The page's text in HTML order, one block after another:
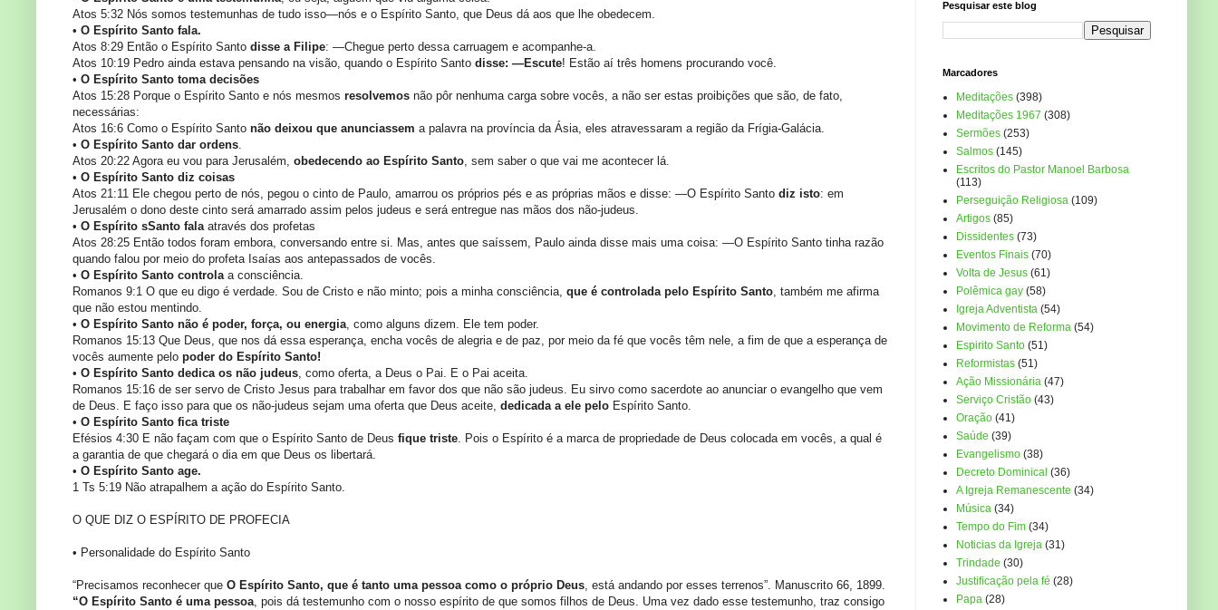
Atos 5:32 Nós somos testemunhas de tudo isso—nós e o Espírito Santo, que Deus dá aos que lhe obedecem.
• O Espírito Santo fala.
Atos 8:29 Então o Espírito Santo disse a Filipe: —Chegue perto dessa carruagem e acompanhe-a.
Atos 10:19 Pedro ainda estava pensando na visão, quando o Espírito Santo disse: —Escute! Estão aí três homens procurando você.
• O Espírito Santo toma decisões
Atos 15:28 Porque o Espírito Santo e nós mesmos resolvemos não pôr nenhuma carga sobre vocês, a não ser estas proibições que são, de fato,
necessárias:
Atos 16:6 Como o Espírito Santo não deixou que anunciassem a palavra na província da Ásia, eles atravessaram a região da Frígia-Galácia.
• O Espírito Santo dar ordens.
Atos 20:22 Agora eu vou para Jerusalém, obedecendo ao Espírito Santo, sem saber o que vai me acontecer lá.
• O Espírito Santo diz coisas
Atos 21:11 Ele chegou perto de nós, pegou o cinto de Paulo, amarrou os próprios pés e as próprias mãos e disse: —O Espírito Santo diz isto: em
Jerusalém o dono deste cinto será amarrado assim pelos judeus e será entregue nas mãos dos não-judeus.
• O Espírito sSanto falaatravés dos profetas
Atos 28:25 Então todos foram embora, conversando entre si. Mas, antes que saíssem, Paulo ainda disse mais uma coisa: —O Espírito Santo tinha razão
quando falou por meio do profeta Isaías aos antepassados de vocês.
• O Espírito Santo controlaa consciência.
Romanos 9:1 O que eu digo é verdade. Sou de Cristo e não minto; pois a minha consciência, que é controlada pelo Espírito Santo, também me afirma
que não estou mentindo.
• O Espírito Santo não é poder, força, ou energia, como alguns dizem. Ele tem poder.
Romanos 15:13 Que Deus, que nos dá essa esperança, encha vocês de alegria e de paz, por meio da fé que vocês têm nele, a fim de que a esperança de
vocês aumente pelo poder do Espírito Santo!
• O Espírito Santo dedica os não judeus, como oferta, a Deus o Pai. E o Pai aceita.
Romanos 15:16 de ser servo de Cristo Jesus para trabalhar em favor dos que não são judeus. Eu sirvo como sacerdote ao anunciar o evangelho que vem
de Deus. E faço isso para que os não-judeus sejam uma oferta que Deus aceite, dedicada a ele pelo Espírito Santo.
• O Espírito Santo fica triste
Efésios 4:30 E não façam com que o Espírito Santo de Deus fique triste. Pois o Espírito é a marca de propriedade de Deus colocada em vocês, a qual é
a garantia de que chegará o dia em que Deus os libertará.
• O Espírito Santo age.
1 Ts 5:19 Não atrapalhem a ação do Espírito Santo.
O QUE DIZ O ESPÍRITO DE PROFECIA
• Personalidade do Espírito Santo
“Precisamos reconhecer que O Espírito Santo, que é tanto uma pessoa como o próprio Deus, está andando por esses terrenos”. Manuscrito 66, 1899.
“O Espírito Santo é uma pessoa, pois dá testemunho com o nosso espírito de que somos filhos de Deus. Uma vez dado esse testemunho, traz consigo
Pesquisar este blog
Marcadores
Meditações (398)
Meditações 1967 (308)
Sermões (253)
Salmos (145)
Escritos do Pastor Manoel Barbosa
(113)
Perseguição Religiosa (109)
Artigos (85)
Dissidentes (73)
Eventos Finais (70)
Volta de Jesus (61)
Polêmica gay (58)
Igreja Adventista (54)
Movimento de Reforma (54)
Espirito Santo (51)
Reformistas (51)
Ação Missionária (47)
Serviço Cristão (43)
Oração (41)
Saúde (39)
Evangelismo (38)
Decreto Dominical (36)
A Igreja Remanescente (34)
Música (34)
Tempo do Fim (34)
Noticias da Igreja (31)
Trindade (30)
Justificação pela fé (28)
Papa (28)